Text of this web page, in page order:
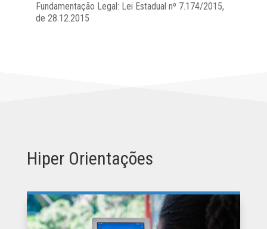
Fundamentação Legal: Lei Estadual nº 7.174/2015,
de 28.12.2015
Hiper Orientações